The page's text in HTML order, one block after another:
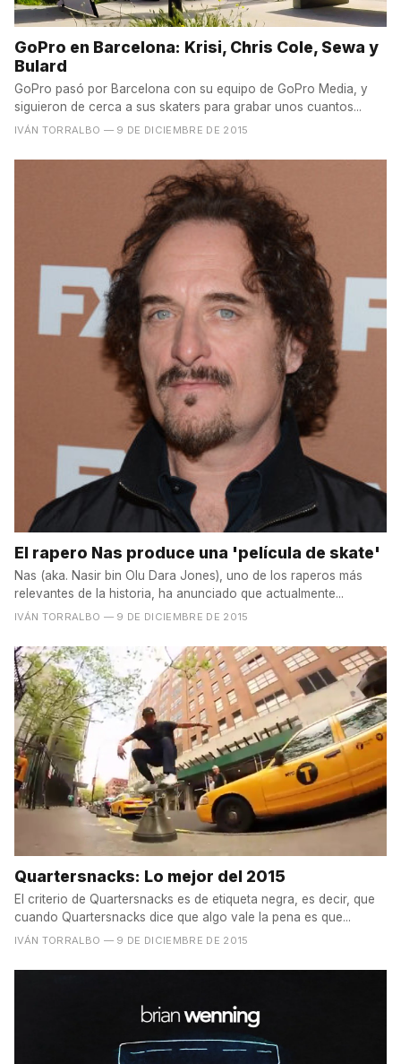
GoPro en Barcelona: Krisi, Chris Cole, Sewa y
Bulard
GoPro pasó por Barcelona con su equipo de GoPro Media, y
siguieron de cerca a sus skaters para grabar unos cuantos...
IVÁN TORRALBO — 9 DE DICIEMBRE DE 2015
El rapero Nas produce una 'película de skate'
Nas (aka. Nasir bin Olu Dara Jones), uno de los raperos más
relevantes de la historia, ha anunciado que actualmente...
IVÁN TORRALBO — 9 DE DICIEMBRE DE 2015
Quartersnacks: Lo mejor del 2015
El criterio de Quartersnacks es de etiqueta negra, es decir, que
cuando Quartersnacks dice que algo vale la pena es que...
IVÁN TORRALBO — 9 DE DICIEMBRE DE 2015